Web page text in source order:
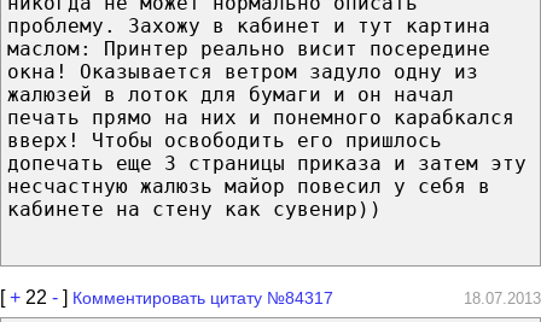
проблему. Захожу в кабинет и тут картина
маслом: Принтер реально висит посередине
окна! Оказывается ветром задуло одну из
жалюзей в лоток для бумаги и он начал
печать прямо на них и понемного карабкался
вверх! Чтобы освободить его пришлось
допечать еще 3 страницы приказа и затем эту
несчастную жалюзь майор повесил у себя в
кабинете на стену как сувенир))
[+ 22 - ] Комментировать цитату №84317 18.07.2013